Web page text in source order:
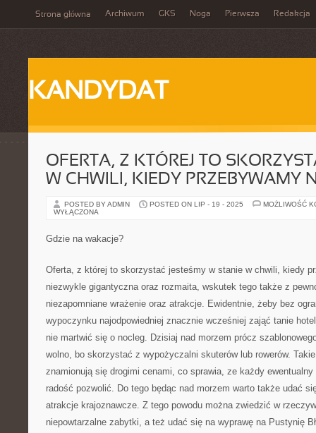
Strona główna Archiwum GKS Noga Pierwsza Redakcja
KANDYDAT
OFERTA, Z KTÓREJ TO
W CHWILI, KIEDY PRZEBYWAMY
POSTED BY ADMIN POSTED ON LIP - 19 - 2025
MOŻLIWOŚĆ
WYŁĄCZONA
Gdzie na wakacje?
Oferta, z której to skorzystać jesteśmy w stanie w chwili, kiedy
niezwykle gigantyczna oraz rozmaita, wskutek tego także z
niezapomniane wrażenie oraz atrakcje. Ewidentnie, żeby bez
wypoczynku najodpowiedniej znacznie wcześniej zająć tanie
nie martwić się o nocleg. Dzisiaj nad morzem prócz
wolno, bo skorzystać z wypożyczalni skuterów lub rowerów.
znamionują się drogimi cenami, co sprawia, ze każdy
radość pozwolić. Do tego będąc nad morzem warto także udać
atrakcje krajoznawcze. Z tego powodu można zwiedzić w
niepowtarzalne zabytki, a też udać się na wyprawę na Pustynię